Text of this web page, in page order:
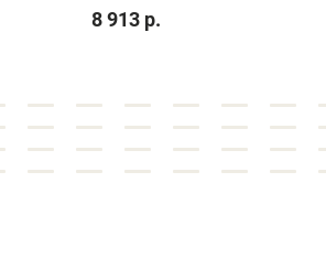
8 913 р.